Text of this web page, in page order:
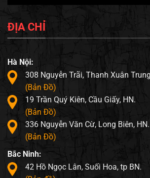
ĐỊA CHỈ
Hà Nội:
308 Nguyễn Trãi, Thanh Xuân
(Bản Đồ)
19 Trần Quý Kiên, Cầu Giấy, HN.
(Bản Đồ)
336 Nguyễn Văn Cừ, Long Biên, HN.
(Bản Đồ)
Bắc Ninh:
42 Hồ Ngọc Lân, Suối Hoa, tp BN.